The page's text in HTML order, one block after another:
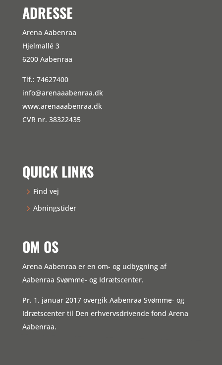
ADRESSE
Arena Aabenraa
Hjelmallé 3
6200 Aabenraa
Tlf.: 74627400
info@arenaaabenraa.dk
www.arenaaabenraa.dk
CVR nr. 38322435
QUICK LINKS
Find vej
Åbningstider
OM OS
Arena Aabenraa er en om- og udbygning af
Aabenraa Svømme- og Idrætscenter.
Pr. 1. januar 2017 overgik Aabenraa Svømme- og
Idrætscenter til Den erhvervsdrivende fond Arena
Aabenraa.